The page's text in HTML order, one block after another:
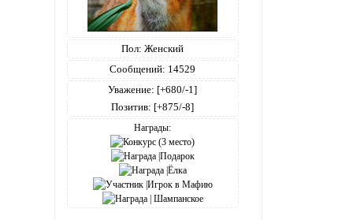
Пол: Женский
Сообщений: 14529
Уважение: [+680/-1]
Позитив: [+875/-8]
Награды: